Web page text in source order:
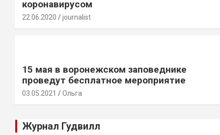
коронавирусом
22.06.2020 journalist
15 мая в воронежском заповеднике
проведут бесплатное мероприятие
03.05.2021 Ольга
Журнал Гудвилл